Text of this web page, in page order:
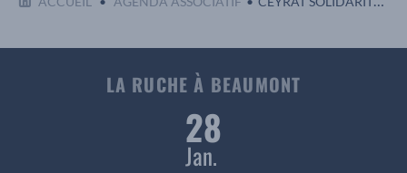
LA RUCHE À BEAUMONT
28
Jan.